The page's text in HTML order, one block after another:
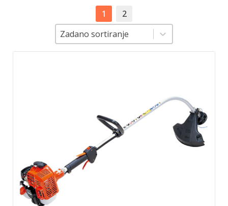
1
2
Sortiranje
Zadano sortiranje
Sortiranje